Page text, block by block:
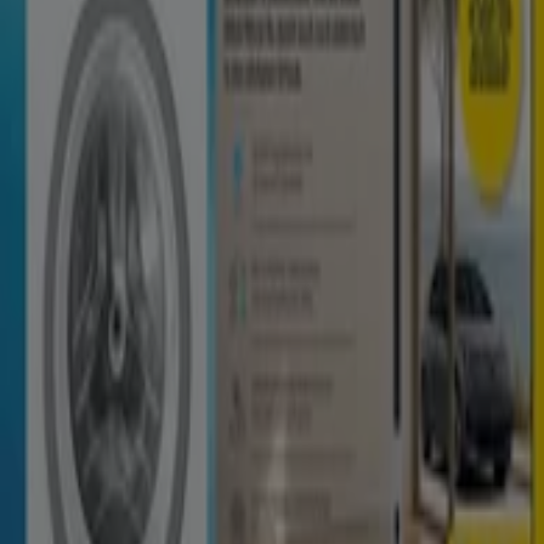
Läuft am 15.8. ab
Neu-Isenburg
Läuft morgen ab
Läuft morgen ab
Die besten Angebote
Schwamm Spa Staubsauger
Tiendeo in deiner Stadt